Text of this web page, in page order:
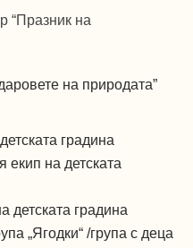
“Празник на
на природата”
градина
екип на детската
детската градина
„Ягодки“ /група с деца